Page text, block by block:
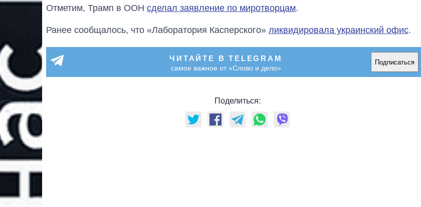
Отметим, Трамп в ООН сделал заявление по миротворцам.
Ранее сообщалось, что «Лаборатория Касперского» ликвидировала украинский офис.
ЧИТАЙТЕ В TELEGRAM
самое важное от «Слово и дело»
Подписаться
Поделиться: